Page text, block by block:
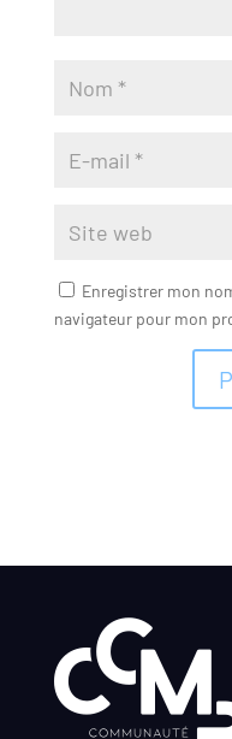
Enregistrer mon
navigateur pour mon